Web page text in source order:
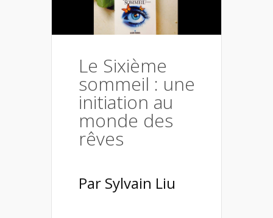
Le Sixième
sommeil : une
initiation au
monde des
rêves
Par Sylvain Liu